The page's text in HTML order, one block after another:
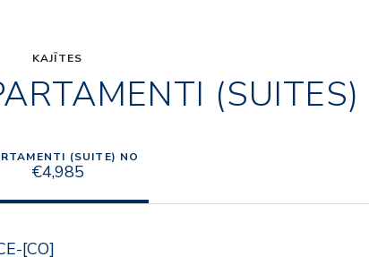
personalizētus treniņu
katrā galamērķī sniedz
KAJĪTES
(SUITES)
(SUITE) NO
€4,985
[CO]